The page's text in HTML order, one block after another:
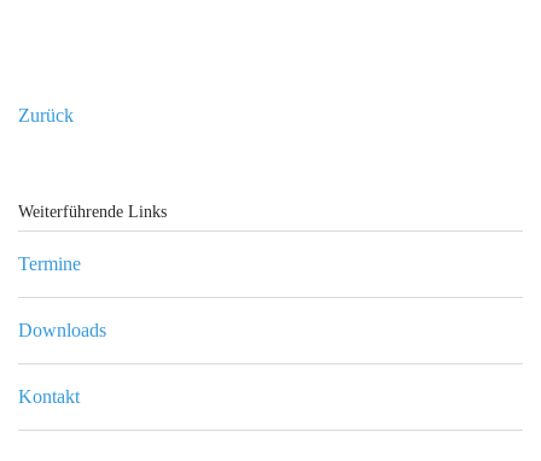
Zurück
Weiterführende Links
Termine
Downloads
Kontakt